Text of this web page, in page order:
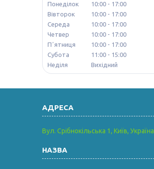
Понеділок 10:00
17:00
Вівторок
10:00
17:00
Середа
10:00
17:00
Четвер
10:00
17:00
Пʼятниця
10:00
17:00
Субота
11:00
15:00
Неділя
Вихідний
Вул. Срібнокільська 1, Київ, Україна